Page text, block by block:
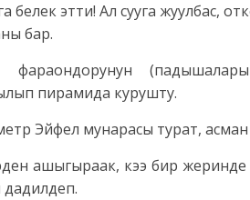
белек этти! Ал сууга жуулбас,
бар.
фараондорунун
пирамида курушту.
Эйфел мунарасы турат,
ашыгыраак, кээ бир
дадилдеп.